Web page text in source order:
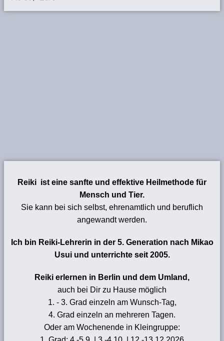
Reiki ist eine sanfte und effektive Heilmethode für
Mensch und Tier.
Sie kann bei sich selbst, ehrenamtlich und beruflich
angewandt werden.
Ich bin Reiki-Lehrerin in der 5. Generation nach Mikao
Usui und unterrichte seit 2005.
Reiki erlernen in Berlin und dem Umland,
auch bei Dir zu Hause möglich
1. - 3. Grad einzeln am Wunsch-Tag,
4. Grad einzeln an mehreren Tagen.
Oder am Wochenende in Kleingruppe: